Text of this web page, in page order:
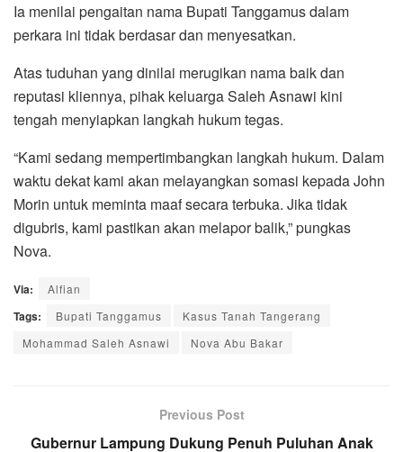
Ia menilai pengaitan nama Bupati Tanggamus dalam
perkara ini tidak berdasar dan menyesatkan.
Atas tuduhan yang dinilai merugikan nama baik dan
reputasi kliennya, pihak keluarga Saleh Asnawi kini
tengah menyiapkan langkah hukum tegas.
“Kami sedang mempertimbangkan langkah hukum. Dalam
waktu dekat kami akan melayangkan somasi kepada John
Morin untuk meminta maaf secara terbuka. Jika tidak
digubris, kami pastikan akan melapor balik,” pungkas
Nova.
Via: Alfian
Tags: Bupati Tanggamus
Kasus Tanah Tangerang
Mohammad Saleh Asnawi
Nova Abu Bakar
Previous Post
Gubernur Lampung Dukung Penuh Puluhan Anak